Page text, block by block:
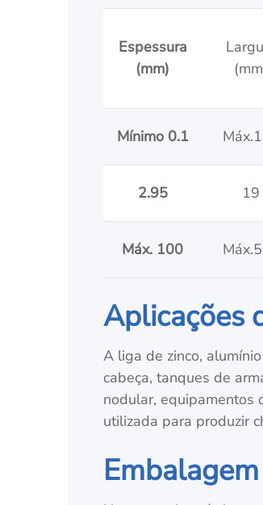
Espessura
(mm)
Mínimo 0.1
2.95 19
Máx. 100
Aplicações
A liga de zinco,
cabeça, tanques de
nodular, equipamentos
utilizada para produzir